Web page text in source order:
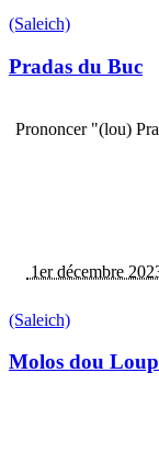
(Saleich)
Pradas du Buc
Prononcer "(lou)
1er décembre
(Saleich)
Molos dou Loup